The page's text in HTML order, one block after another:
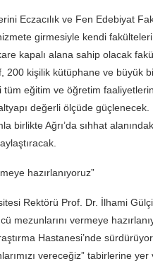
Eczacılık ve Fen Edebiyat
girmesiyle kendi
kapalı alana sahip olacak
200 kişilik kütüphane ve büyük
tüm eğitim ve öğretim
değerli ölçüde
birlikte Ağrı’da sıhhat
hazırlanıyoruz”
Rektörü Prof. Dr. İlhami
mezunlarını vermeye
Hastanesi’nde
vereceğiz” tabirlerine yer